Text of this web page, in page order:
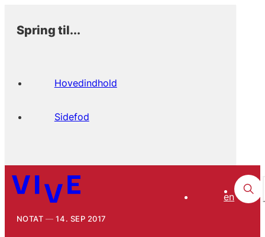
Spring til...
Hovedindhold
Sidefod
en
NOTAT 14. SEP 2017